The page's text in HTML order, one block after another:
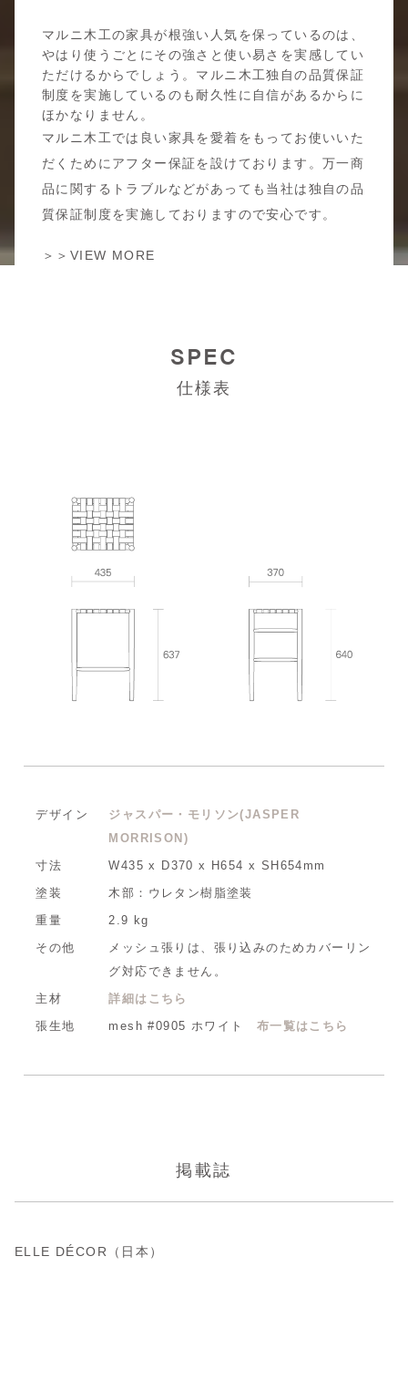
マルニ木工の家具が根強い人気を保っているのは、
やはり使うごとにその強さと使い易さを実感してい
ただけるからでしょう。マルニ木工独自の品質保証
制度を実施しているのも耐久性に自信があるからに
ほかなりません。
マルニ木工では良い家具を愛着をもってお使いいた
だくためにアフター保証を設けております。万一商
品に関するトラブルなどがあっても当社は独自の品
質保証制度を実施しておりますので安心です。
＞＞VIEW MORE
SPEC
仕様表
デザイン
ジャスパー・モリソン(JASPER
MORRISON)
寸法
W435 x D370 x H654 x SH654mm
塗装
木部：ウレタン樹脂塗装
重量
2.9 kg
その他
メッシュ張りは、張り込みのためカバーリン
グ対応できません。
主材
詳細はこちら
張生地
mesh #0905 ホワイト 布一覧はこちら
掲載誌
ELLE DÉCOR（日本）